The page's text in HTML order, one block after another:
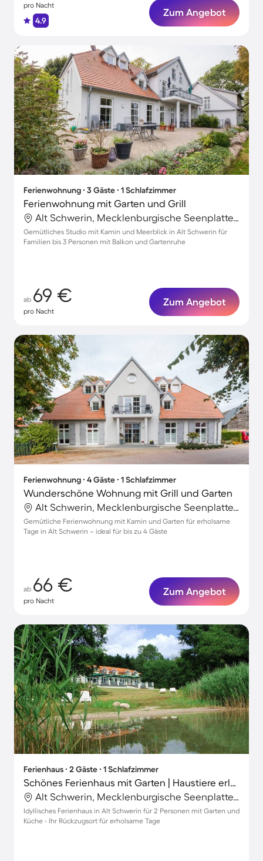
pro Nacht
4.9
Zum Angebot
Ferienwohnung ∙ 3 Gäste ∙ 1 Schlafzimmer
Ferienwohnung mit Garten und Grill
Alt Schwerin, Mecklenburgische Seenplatte, Deutschland
Gemütliches Studio mit Kamin und Meerblick in Alt Schwerin für
Familien bis 3 Personen mit Balkon und Gartenruhe
ab 69 €
pro Nacht
Zum Angebot
Ferienwohnung ∙ 4 Gäste ∙ 1 Schlafzimmer
Wunderschöne Wohnung mit Grill und Garten
Alt Schwerin, Mecklenburgische Seenplatte, Deutschland
Gemütliche Ferienwohnung mit Kamin und Garten für erholsame
Tage in Alt Schwerin – ideal für bis zu 4 Gäste
ab 66 €
pro Nacht
Zum Angebot
Ferienhaus ∙ 2 Gäste ∙ 1 Schlafzimmer
Schönes Ferienhaus mit Garten | Haustiere erlaubt
Alt Schwerin, Mecklenburgische Seenplatte, Deutschland
Idyllisches Ferienhaus in Alt Schwerin für 2 Personen mit Garten und
Küche - Ihr Rückzugsort für erholsame Tage